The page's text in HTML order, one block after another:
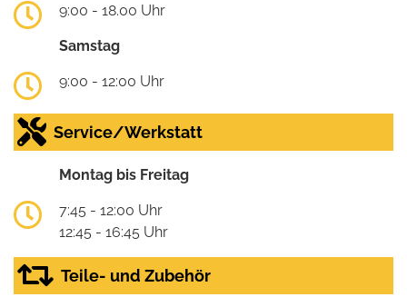
9:00 - 18.00 Uhr
Samstag
9:00 - 12:00 Uhr
Service/Werkstatt
Montag bis Freitag
7:45 - 12:00 Uhr
12:45 - 16:45 Uhr
Teile- und Zubehör